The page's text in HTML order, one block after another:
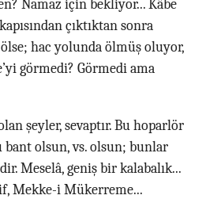
Namaz için bekliyor... Kâbe
çıktıktan sonra
ölse; hac yolunda ölmüş oluyor,
görmedi? Görmedi ama
şeyler, sevaptır. Bu hoparlör
bant olsun, vs. olsun; bunlar
Meselâ, geniş bir kalabalık...
Mekke-i Mükerreme...